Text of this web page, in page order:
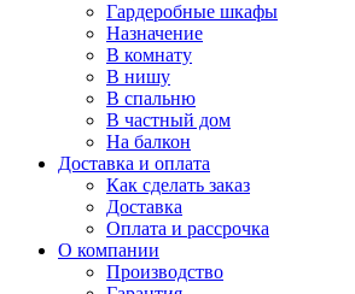
Гардеробные шкафы
Назначение
В комнату
В нишу
В спальню
В частный дом
На балкон
Доставка и оплата
Как сделать заказ
Доставка
Оплата и рассрочка
О компании
Производство